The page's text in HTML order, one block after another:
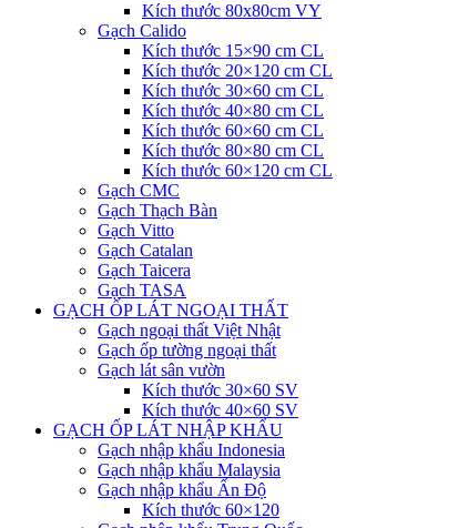
Kích thước 80x80cm VY
Gạch Calido
Kích thước 15×90 cm CL
Kích thước 20×120 cm CL
Kích thước 30×60 cm CL
Kích thước 40×80 cm CL
Kích thước 60×60 cm CL
Kích thước 80×80 cm CL
Kích thước 60×120 cm CL
Gạch CMC
Gạch Thạch Bàn
Gạch Vitto
Gạch Catalan
Gạch Taicera
Gạch TASA
GẠCH ỐP LÁT NGOẠI THẤT
Gạch ngoại thất Việt Nhật
Gạch ốp tường ngoại thất
Gạch lát sân vườn
Kích thước 30×60 SV
Kích thước 40×60 SV
GẠCH ỐP LÁT NHẬP KHẨU
Gạch nhập khẩu Indonesia
Gạch nhập khẩu Malaysia
Gạch nhập khẩu Ấn Độ
Kích thước 60×120